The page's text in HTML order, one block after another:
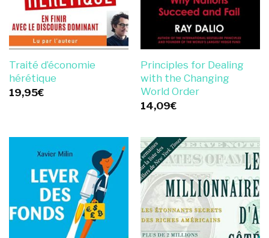
Traité d’économie
hérétique
19,95€
Principles for Dealing
with the Changing
World Order
14,09€